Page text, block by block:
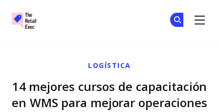
LOGÍSTICA
14 mejores cursos de capacitación
en WMS para mejorar operaciones